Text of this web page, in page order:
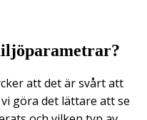
att det är svårt att
göra det lättare att se